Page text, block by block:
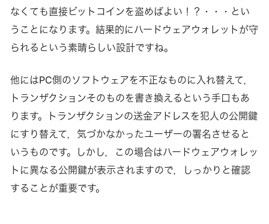
なくても直接ビットコインを盗めばよい！？・・・とい
うことになります。結果的にハードウェアウォレットが守
られるという素晴らしい設計ですね。
他にはPC側のソフトウェアを不正なものに入れ替えて，
トランザクションそのものを書き換えるという手口もあ
ります。トランザクションの送金アドレスを犯人の公開鍵
にすり替えて，気づかなかったユーザーの署名させると
いうものです。しかし，この場合はハードウェアウォレッ
トに異なる公開鍵が表示されますので，しっかりと確認
することが重要です。